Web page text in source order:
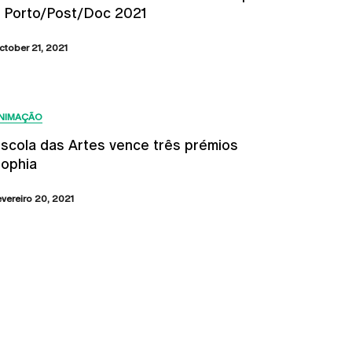
Porto/Post/Doc 2021
21, 2021
das Artes vence três prémios
20, 2021